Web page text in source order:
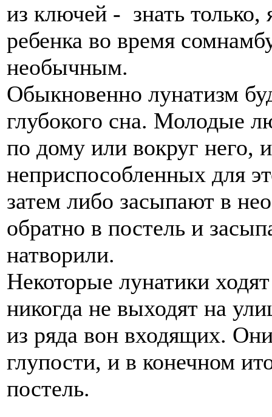
из ключей - знать только,
ребенка во время
необычным.
Обыкновенно лунатизм
глубокого сна. Молодые
по дому или вокруг него,
неприспособленных для
затем либо засыпают в
обратно в постель и
натворили.
Некоторые лунатики
никогда не выходят на
из ряда вон входящих.
глупости, и в конечном
постель.